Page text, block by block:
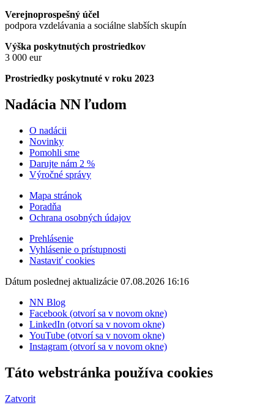
Verejnoprospešný účel
podpora vzdelávania a sociálne slabších skupín
Výška poskytnutých prostriedkov
3 000 eur
Prostriedky poskytnuté v roku 2023
Nadácia NN ľudom
O nadácii
Novinky
Pomohli sme
Darujte nám 2 %
Výročné správy
Mapa stránok
Poradňa
Ochrana osobných údajov
Prehlásenie
Vyhlásenie o prístupnosti
Nastaviť cookies
Dátum poslednej aktualizácie 07.08.2026 16:16
NN Blog
Facebook (otvorí sa v novom okne)
LinkedIn (otvorí sa v novom okne)
YouTube (otvorí sa v novom okne)
Instagram (otvorí sa v novom okne)
Táto webstránka používa cookies
Zatvorit